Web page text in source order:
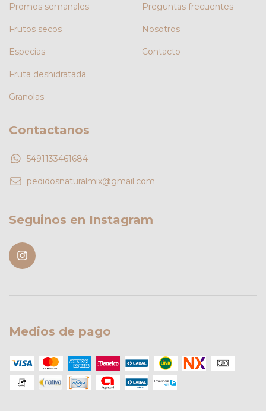
Promos semanales
Frutos secos
Especias
Fruta deshidratada
Granolas
Preguntas frecuentes
Nosotros
Contacto
Contactanos
5491133461684
pedidosnaturalmix@gmail.com
Seguinos en Instagram
Medios de pago